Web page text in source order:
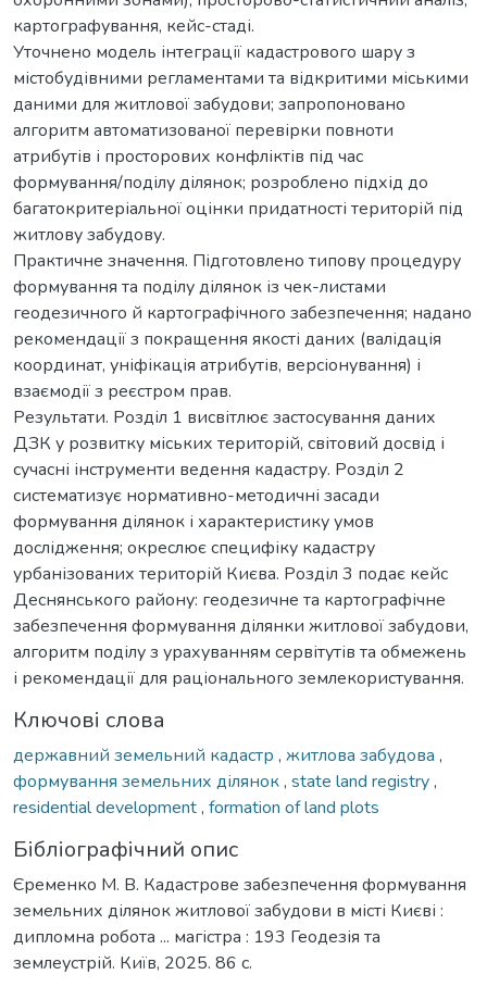
картографування, кейс-стаді.
Уточнено модель інтеграції кадастрового шару з
містобудівними регламентами та відкритими міськими
даними для житлової забудови; запропоновано
алгоритм автоматизованої перевірки повноти
атрибутів і просторових конфліктів під час
формування/поділу ділянок; розроблено підхід до
багатокритеріальної оцінки придатності територій під
житлову забудову.
Практичне значення. Підготовлено типову процедуру
формування та поділу ділянок із чек-листами
геодезичного й картографічного забезпечення; надано
рекомендації з покращення якості даних (валідація
координат, уніфікація атрибутів, версіонування) і
взаємодії з реєстром прав.
Результати. Розділ 1 висвітлює застосування даних
ДЗК у розвитку міських територій, світовий досвід і
сучасні інструменти ведення кадастру. Розділ 2
систематизує нормативно-методичні засади
формування ділянок і характеристику умов
дослідження; окреслює специфіку кадастру
урбанізованих територій Києва. Розділ 3 подає кейс
Деснянського району: геодезичне та картографічне
забезпечення формування ділянки житлової забудови,
алгоритм поділу з урахуванням сервітутів та обмежень
і рекомендації для раціонального землекористування.
Ключові слова
державний земельний кадастр , житлова забудова ,
формування земельних ділянок, state land registry,
residential development, formation of land plots
Бібліографічний опис
Єременко М. В. Кадастрове забезпечення формування
земельних ділянок житлової забудови в місті Києві :
дипломна робота ... магістра : 193 Геодезія та
землеустрій. Київ, 2025. 86 с.